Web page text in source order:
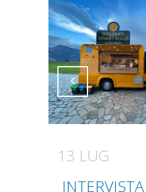
Attiva comando
13 LUG